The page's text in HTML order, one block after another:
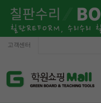
고객센터